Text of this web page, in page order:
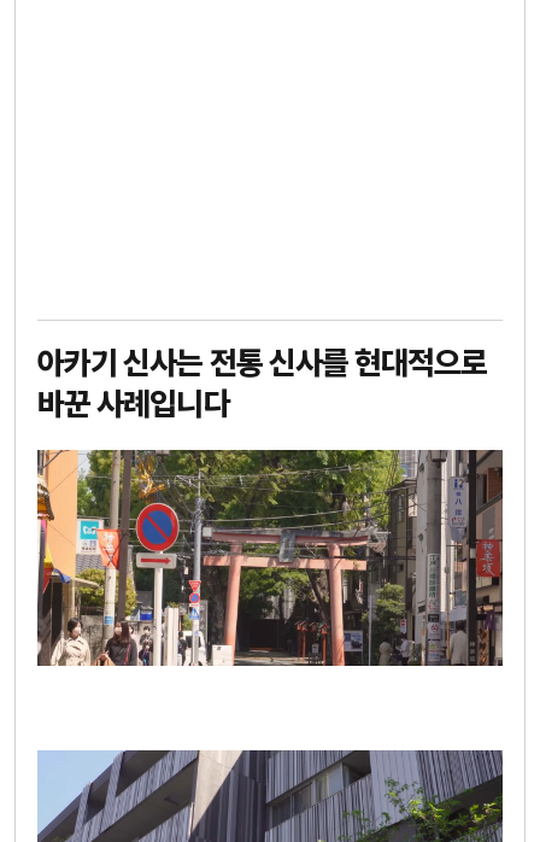
아카기 신사는 전통 신사를 현대적으로
바꾼 사례입니다